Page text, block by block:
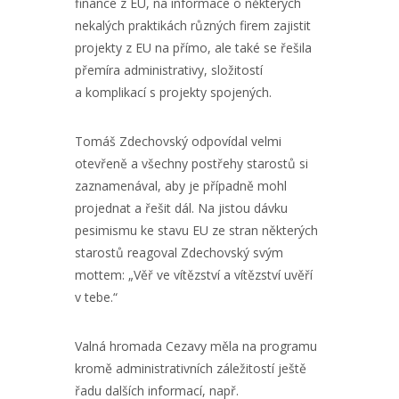
nekalých praktikách různých firem zajistit
projekty z EU na přímo, ale také se řešila
přemíra administrativy, složitostí
a komplikací s projekty spojených.
Tomáš Zdechovský odpovídal velmi
otevřeně a všechny postřehy starostů si
zaznamenával, aby je případně mohl
projednat a řešit dál. Na jistou dávku
pesimismu ke stavu EU ze stran některých
starostů reagoval Zdechovský svým
mottem: „Věř ve vítězství a vítězství uvěří
v tebe.“
Valná hromada Cezavy měla na programu
kromě administrativních záležitostí ještě
řadu dalších informací, např.